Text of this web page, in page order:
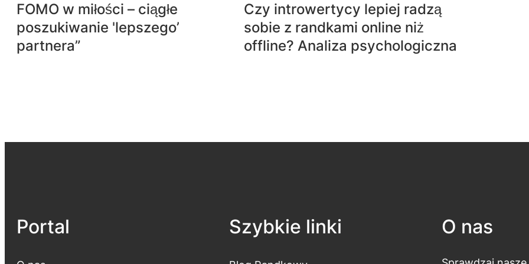
FOMO w miłości – ciągłe
poszukiwanie 'lepszego’
partnera”
Czy introwertycy lepiej radzą
sobie z randkami online niż
offline? Analiza psychologiczna
Portal Szybkie linki O nas